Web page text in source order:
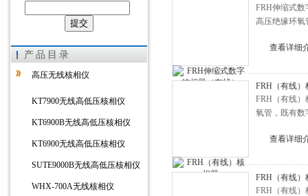
产品目录
高压无线核相仪
KT7900无线高低压核相仪
KT6900B无线高低压核相仪
KT6900无线高低压核相仪
SUTE9000B无线高低压核相仪
WHX-700A无线核相仪
FRH伸缩式
高压绝缘环氧
查看详细
FRH（有线）
FRH（有线
氧管，既有数
查看详细
FRH（有线）
FRH（有线